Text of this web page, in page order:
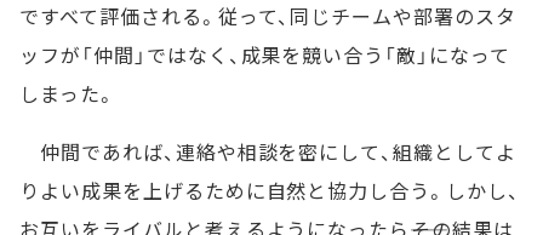
ですべて評価される。従って、同じチームや部署のスタ
ッフが「仲間」ではなく、成果を競い合う「敵」になって
しまった。
仲間であれば、連絡や相談を密にして、組織としてよ
りよい成果を上げるために自然と協力し合う。しかし、
お互いをライバルと考えるようになったら――その結果は